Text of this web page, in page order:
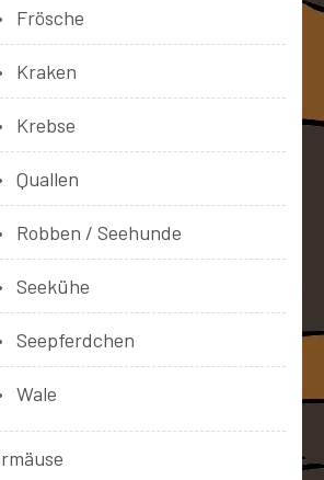
Frösche
Kraken
Krebse
Quallen
Robben / Seehunde
Seekühe
Seepferdchen
Wale